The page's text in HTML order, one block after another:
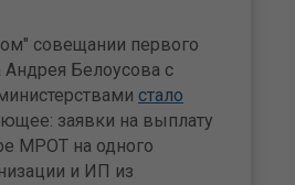
совещании первого
Белоусова с
стало
заявки на выплату
МРОТ на одного
и ИП из